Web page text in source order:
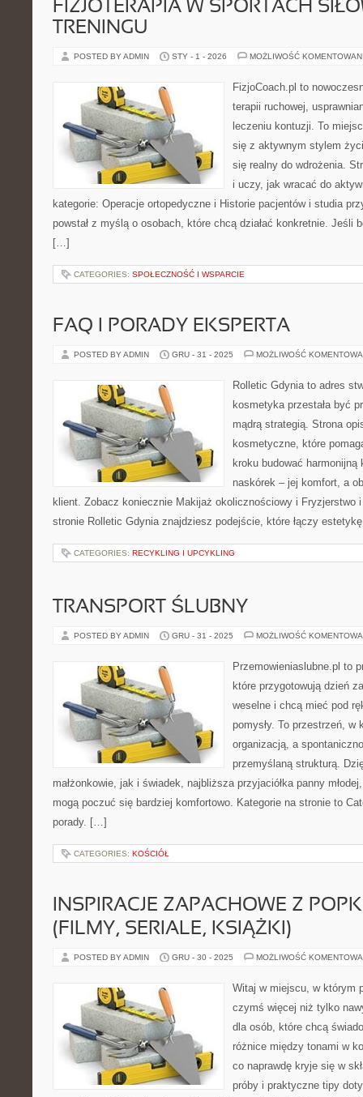
FIZJOTERAPIA W SPORTACH
TRENINGU
POSTED BY ADMIN STY - 1 - 2026 MOŻLIWOŚĆ
FizjoCoach.pl to
terapii ruchowej,
leczeniu kontuzji. To
się z aktywnym stylem
się realny do wdrożenia.
i uczy, jak wracać do
kategorie: Operacje ortopedyczne i Historie pacjentów i studia
powstał z myślą o osobach, które chcą działać konkretnie. Jeśli
[…]
CATEGORIES: SPOŁECZNOŚĆ I WSPARCIE
FAQ I PORADY EKSPERTA
POSTED BY ADMIN GRU - 31 - 2025 MOŻLIWOŚĆ
Rolletic Gdynia to adres
kosmetyka przestała być
mądrą strategią. Strona
kosmetyczne, które
kroku budować
naskórek – jej komfort, a
klient. Zobacz koniecznie Makijaż okolicznościowy i Fryzjerstwo i
stronie Rolletic Gdynia znajdziesz podejście, które łączy
CATEGORIES: RECYKLING I UPCYKLING
TRANSPORT ŚLUBNY
POSTED BY ADMIN GRU - 31 - 2025 MOŻLIWOŚĆ
Przemowieniaslubne.pl to
które przygotowują dzień
weselne i chcą mieć pod
pomysły. To przestrzeń, w
organizacją, a
przemyślaną strukturą.
małżonkowie, jak i świadek, najbliższa przyjaciółka panny
mogą poczuć się bardziej komfortowo. Kategorie na stronie to
porady. […]
CATEGORIES: KOŚCIÓŁ
INSPIRACJE ZAPACHOWE Z
(FILMY, SERIALE, KSIĄŻKI)
POSTED BY ADMIN GRU - 30 - 2025 MOŻLIWOŚĆ
Witaj w miejscu, w którym
czymś więcej niż tylko
dla osób, które chcą
różnice między tonami w
co naprawdę kryje się w
próby i praktyczne tipy